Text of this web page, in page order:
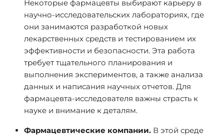
Некоторые фармацевты выбирают карьеру в
научно-исследовательских лабораториях, где
они занимаются разработкой новых
лекарственных средств и тестированием их
эффективности и безопасности. Эта работа
требует тщательного планирования и
выполнения экспериментов, а также анализа
данных и написания научных отчетов. Для
фармацевта-исследователя важны страсть к
науке и внимание к деталям.
Фармацевтические компании. В этой среде